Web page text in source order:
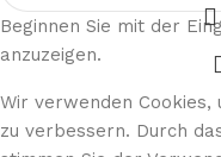
Beginnen Sie mit der
anzuzeigen.
Wir verwenden
zu verbessern. Durch